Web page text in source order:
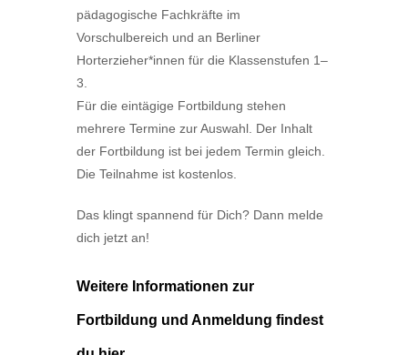
pädagogische Fachkräfte im
Vorschulbereich und an Berliner
Horterzieher*innen für die Klassenstufen 1–
3
Für die eintägige Fortbildung stehen
mehrere Termine zur Auswahl. Der Inhalt
der Fortbildung ist bei jedem Termin gleich.
Die Teilnahme ist kostenlos.
Das klingt spannend für Dich? Dann melde
dich jetzt an!
Weitere Informationen zur
Fortbildung und Anmeldung findest